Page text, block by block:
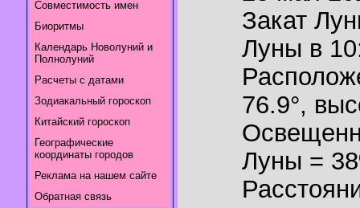
Совместимость имен
Биоритмы
Календарь Новолуний и
Полнолуний
Расчеты с датами
Зодиакальный гороскоп
Китайский гороскоп
Географические
координаты городов
Реклама на нашем сайте
Обратная связь
Закат
Луны в
76.9°,
Луны =